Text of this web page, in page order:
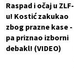
Raspad i očaj u ZLF-
u! Kostić zakukao
zbog prazne kase -
pa priznao izborni
debakl! (VIDEO)